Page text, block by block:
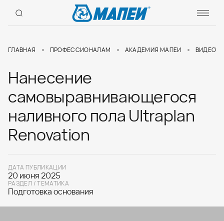
ГЛАВНАЯ ПРОФЕССИОНАЛАМ АКАДЕМИЯ МАПЕИ
Нанесение
самовыравнивающегося
наливного пола Ultraplan
Renovation
ДАТА ПУБЛИКАЦИИ
20 июня 2025
РАЗДЕЛ / ТЕМАТИКА
Подготовка основания